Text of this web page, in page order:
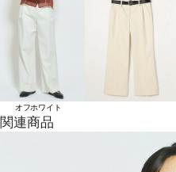
オフホワイト
関連商品